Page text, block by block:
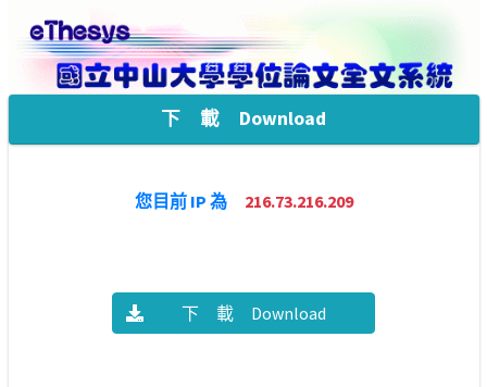
下 載 Download
您目前 IP 為 216.73.216.209
下 載 Download